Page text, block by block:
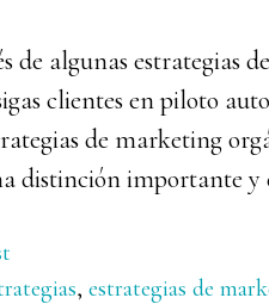
de algunas estrategias
clientes en piloto
de marketing
distinción importante y
, estrategias de